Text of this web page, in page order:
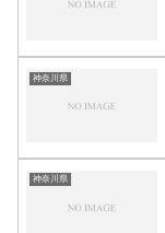
神奈川県
神奈川県